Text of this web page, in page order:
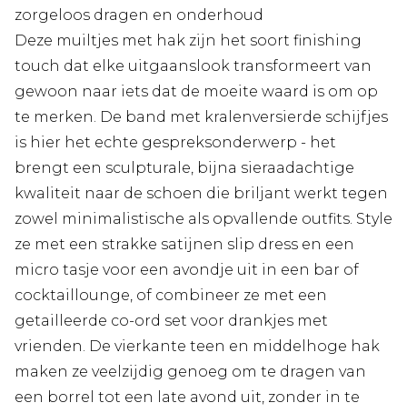
zorgeloos dragen en onderhoud
Deze muiltjes met hak zijn het soort finishing
touch dat elke uitgaanslook transformeert van
gewoon naar iets dat de moeite waard is om op
te merken. De band met kralenversierde schijfjes
is hier het echte gespreksonderwerp - het
brengt een sculpturale, bijna sieraadachtige
kwaliteit naar de schoen die briljant werkt tegen
zowel minimalistische als opvallende outfits. Style
ze met een strakke satijnen slip dress en een
micro tasje voor een avondje uit in een bar of
cocktaillounge, of combineer ze met een
getailleerde co-ord set voor drankjes met
vrienden. De vierkante teen en middelhoge hak
maken ze veelzijdig genoeg om te dragen van
een borrel tot een late avond uit, zonder in te